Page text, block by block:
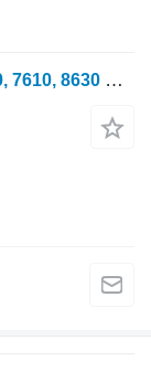
Пневмоклапан Ford New Holland 5610, 7610, 8630 Dual Power Valve E5nn7z028aa, 83960 E5NN7Z028AA для трактора колесного